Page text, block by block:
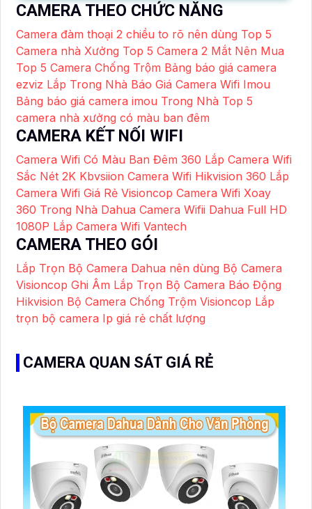
CAMERA THEO CHỨC NĂNG
Camera đàm thoại 2 chiều to rõ nên dùng Top 5
Camera nhà Xưởng Top 5 Camera 2 Mắt Nên Mua
Top 5 Camera Chống Trộm Bảng báo giá camera
ezviz Lắp Trong Nhà Báo Giá Camera Wifi Imou
Bảng báo giá camera imou Trong Nhà Top 5
camera nhà xưởng có màu ban đêm
CAMERA KẾT NỐI WIFI
Camera Wifi Có Màu Ban Đêm 360 Lắp Camera Wifi
Sắc Nét 2K Kbvsiion Camera Wifi Hikvision 360 Lắp
Camera Wifi Giá Rẻ Visioncop Camera Wifi Xoay
360 Trong Nhà Dahua Camera Wifii Dahua Full HD
1080P Lắp Camera Wifi Vantech
CAMERA THEO GÓI
Lắp Trọn Bộ Camera Dahua nên dùng Bộ Camera
Visioncop Ghi Âm Lắp Trọn Bộ Camera Báo Động
Hikvision Bộ Camera Chống Trộm Visioncop Lắp
trọn bộ camera Ip giá rẻ chất lượng
CAMERA QUAN SÁT GIÁ RẺ